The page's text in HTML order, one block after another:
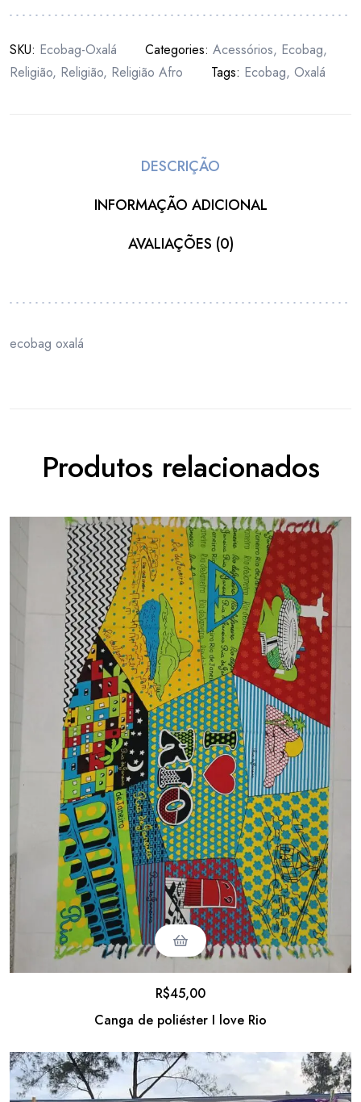
SKU: Ecobag-Oxalá Categories: Acessórios, Ecobag,
Religião, Religião, Religião Afro Tags: Ecobag, Oxalá
DESCRIÇÃO
INFORMAÇÃO ADICIONAL
AVALIAÇÕES (0)
ecobag oxalá
Produtos relacionados
Canga de poliéster I love Rio
R$45,00